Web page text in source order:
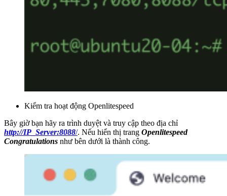
Kiểm tra hoạt động Openlitespeed
Bây giờ bạn hãy ra trình duyệt và truy cập theo địa chỉ
http://IP_Server:8088/. Nếu hiển thị trang Openlitespeed
Congratulations như bên dưới là thành công.